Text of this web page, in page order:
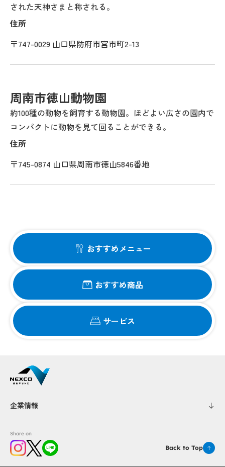
された天神さまと称される。
住所
〒747-0029 山口県防府市宮市町2-13
周南市徳山動物園
約100種の動物を飼育する動物園。ほどよい広さの園内で
コンパクトに動物を見て回ることができる。
住所
〒745-0874 山口県周南市徳山5846番地
おすすめメニュー
おすすめ商品
サービス
企業情報
Share on
Back to Top